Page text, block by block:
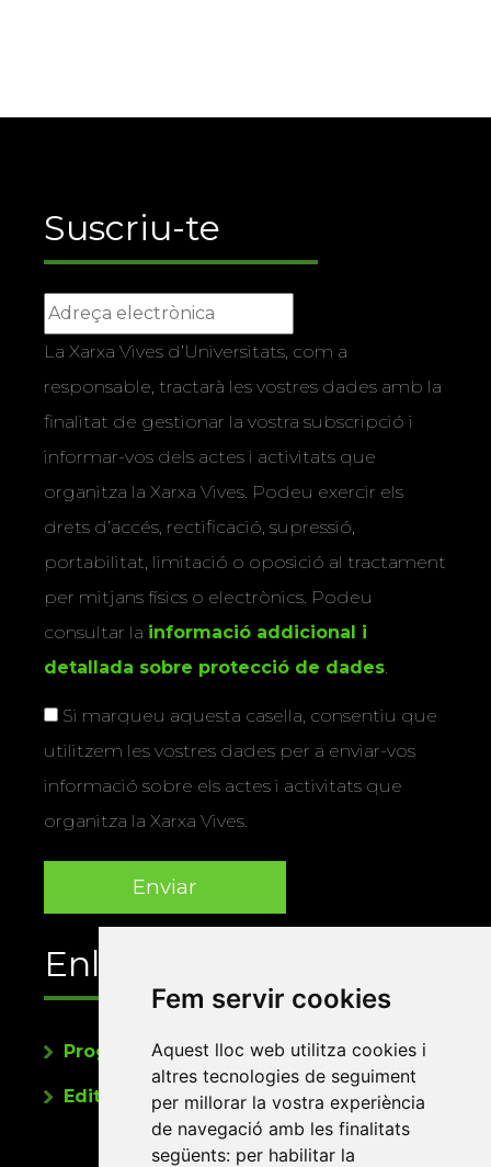
Fem servir cookies
Aquest lloc web utilitza cookies i
altres tecnologies de seguiment
per millorar la vostra experiència
de navegació amb les finalitats
següents: per habilitar la
Suscriu-te
La Xarxa Vives d’Universitats, com a
responsable, tractarà les vostres dades amb la
finalitat de gestionar la vostra subscripció i
informar-vos dels actes i activitats que
organitza la Xarxa Vives. Podeu exercir els
drets d’accés, rectificació, supressió,
portabilitat, limitació o oposició al tractament
per mitjans físics o electrònics. Podeu
consultar la informació addicional i
detallada sobre protecció de dades
Si marqueu aquesta casella, consentiu que
utilitzem les vostres dades per a enviar-vos
informació sobre els actes i activitats que
organitza la Xarxa Vives.
Enllaços
Programa de publicacions
Editorials universitàries a Twitter